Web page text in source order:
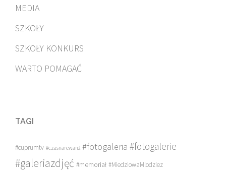
MEDIA
SZKOŁY
SZKOŁY KONKURS
WARTO POMAGAĆ
TAGI
#cuprumtv #czasnarewanż #fotogaleria #fotogalerie
#galeriazdjęć #memoriał #MiedziowaMlodziez